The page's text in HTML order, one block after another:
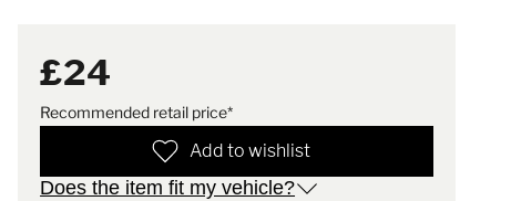
£24
Recommended retail price*
Add to wishlist
Does the item fit my vehicle?